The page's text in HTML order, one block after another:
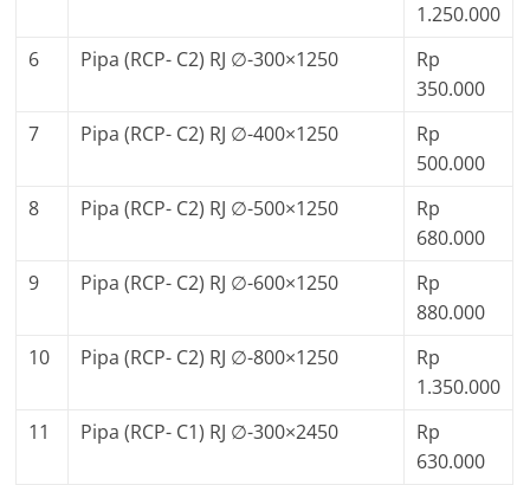
1.250.000
6
Pipa (RCP- C2) RJ ∅-300×1250
Rp
350.000
7
Pipa (RCP- C2) RJ ∅-400×1250
Rp
500.000
8
Pipa (RCP- C2) RJ ∅-500×1250
Rp
680.000
9
Pipa (RCP- C2) RJ ∅-600×1250
Rp
880.000
10
Pipa (RCP- C2) RJ ∅-800×1250
Rp
1.350.000
11
Pipa (RCP- C1) RJ ∅-300×2450
Rp
630.000